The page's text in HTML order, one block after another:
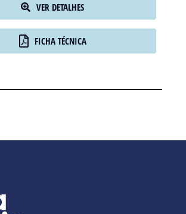
VER DETALHES
FICHA TÉCNICA